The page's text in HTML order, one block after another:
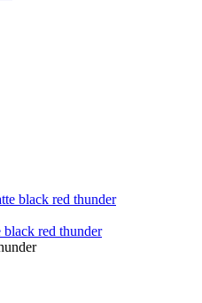
red thunder